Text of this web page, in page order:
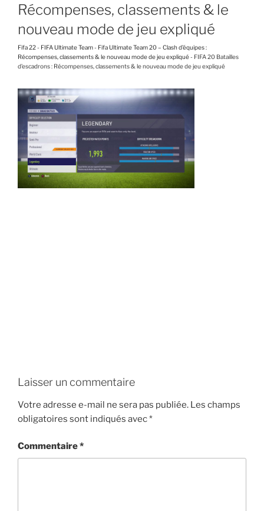
Récompenses, classements & le
nouveau mode de jeu expliqué
Fifa 22- FIFA Ultimate Team- Fifa Ultimate Team 20 – Clash d’équipes :
Récompenses, classements & le nouveau mode de jeu expliqué- FIFA 20 Batailles
d’escadrons : Récompenses, classements & le nouveau mode de jeu expliqué
Laisser un commentaire
Votre adresse e-mail ne sera pas publiée. Les champs
obligatoires sont indiqués avec*
Commentaire*